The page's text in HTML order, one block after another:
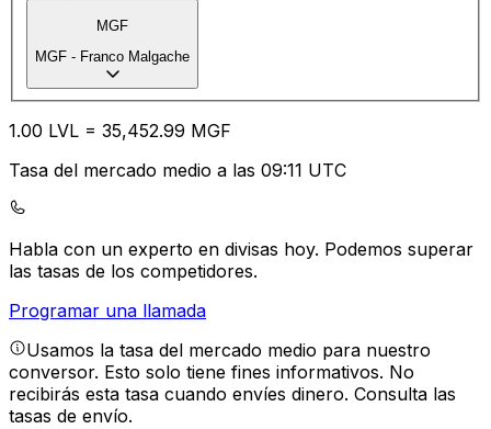
MGF
MGF - Franco Malgache
1.00 LVL = 35,452.99 MGF
Tasa del mercado medio a las 09:11 UTC
Habla con un experto en divisas hoy. Podemos superar
las tasas de los competidores.
Programar una llamada
Usamos la tasa del mercado medio para nuestro
conversor. Esto solo tiene fines informativos. No
recibirás esta tasa cuando envíes dinero. Consulta las
tasas de envío.